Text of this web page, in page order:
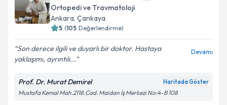
Ortopedi ve Travmatoloji
Ankara, Çankaya
5 (105 Değerlendirme)
Son derece ilgili ve duyarlı bir doktor. Hastaya
yaklaşımı, ayrıntılı...
Devamı
Prof. Dr. Murat Demirel Haritada Göster
Mustafa Kemal Mah.2118.Cad. Maidan İş Merkezi No:4-B 108